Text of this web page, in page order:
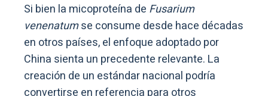
Si bien la micoproteína de Fusarium
venenatumse consume desde hace décadas
en otros países, el enfoque adoptado por
China sienta un precedente relevante. La
creación de un estándar nacional podría
convertirse en referencia para otros